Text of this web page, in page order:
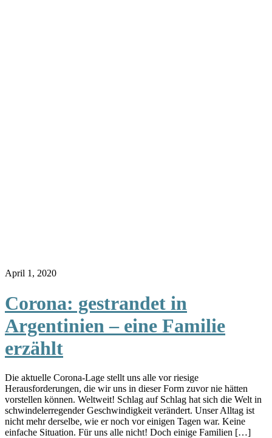
April 1, 2020
Corona: gestrandet in
Argentinien – eine Familie
erzählt
Die aktuelle Corona-Lage stellt uns alle vor riesige
Herausforderungen, die wir uns in dieser Form zuvor nie hätten
vorstellen können. Weltweit! Schlag auf Schlag hat sich die Welt in
schwindelerregender Geschwindigkeit verändert. Unser Alltag ist
nicht mehr derselbe, wie er noch vor einigen Tagen war. Keine
einfache Situation. Für uns alle nicht! Doch einige Familien […]